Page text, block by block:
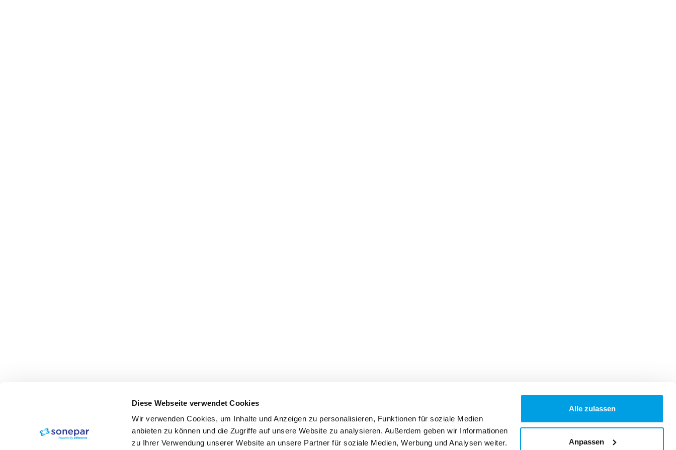
Diese Webseite verwendet Cookies
Wir verwenden Cookies, um Inhalte und Anzeigen zu personalisieren, Funktionen für soziale Medien
anbieten zu können und die Zugriffe auf unsere Website zu analysieren. Außerdem geben wir Informationen
zu Ihrer Verwendung unserer Website an unsere Partner für soziale Medien, Werbung und Analysen weiter.
Alle zulassen
Anpassen